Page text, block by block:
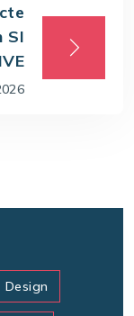
SI
Design